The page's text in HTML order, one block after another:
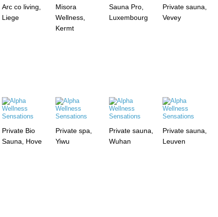
Arc co living,
Liege
Misora
Wellness,
Kermt
Sauna Pro,
Luxembourg
Private sauna,
Vevey
Private Bio
Sauna, Hove
Private spa,
Yiwu
Private sauna,
Wuhan
Private sauna,
Leuven